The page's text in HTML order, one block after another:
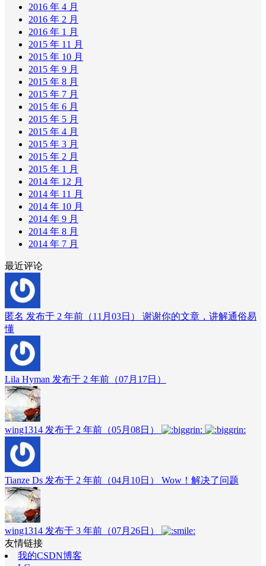
2016 年 4 月
2016 年 2 月
2016 年 1 月
2015 年 11 月
2015 年 10 月
2015 年 9 月
2015 年 8 月
2015 年 7 月
2015 年 6 月
2015 年 5 月
2015 年 4 月
2015 年 3 月
2015 年 2 月
2015 年 1 月
2014 年 12 月
2014 年 11 月
2014 年 10 月
2014 年 9 月
2014 年 8 月
2014 年 7 月
最近评论
匿名 发布于 2 年前（11月03日）
谢谢你的文章，讲解通俗易
懂
Lila Hyman 发布于 2 年前（07月17日）
wing1314 发布于 2 年前（05月08日）
Tianze Ds 发布于 2 年前（04月10日） Wow！解决了问题
wing1314 发布于 3 年前（07月26日）
友情链接
我的CSDN博客